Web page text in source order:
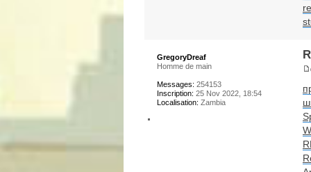
GregoryDreaf
Homme de main
Messages: 254153
Inscription: 25 Nov 2022, 18:54
Localisation: Zambia